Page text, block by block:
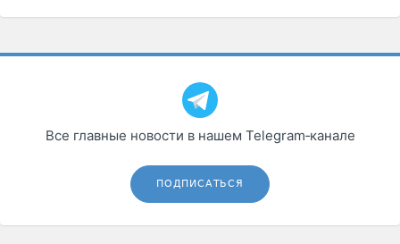
Все главные новости в нашем Telegram‑канале
ПОДПИСАТЬСЯ